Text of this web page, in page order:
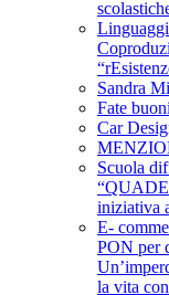
Sandra
Fate
Car
Scuola
iniziativa
E-
PON per
la vita